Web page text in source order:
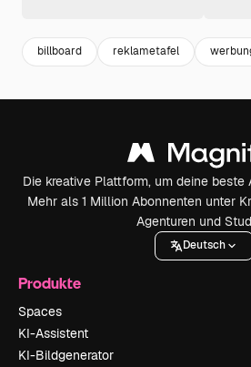
billboard reklametafel
Die kreative Plattform, um deine
Mehr als 1 Million Abonnenten unter
Agenturen und
Deutsch
Produkte
Spaces
KI-Assistent
KI-Bildgenerator